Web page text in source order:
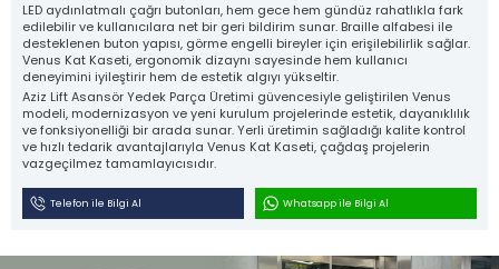
KATALOG
İLETİŞİM
Döküm Ray Tırnakları
Sac Tırnaklar
Denge Zinciri ve Aparatları
Plastik Grubu
Asansör Yedek Parçaları
Tüm Ürünler
LED aydınlatmalı çağrı butonları, hem gece hem gündüz rahatlıkla fark
edilebilir ve kullanıcılara net bir geri bildirim sunar. Braille alfabesi ile
desteklenen buton yapısı, görme engelli bireyler için erişilebilirlik sağlar.
Venus Kat Kaseti, ergonomik dizaynı sayesinde hem kullanıcı
deneyimini iyileştirir hem de estetik algıyı yükseltir.
Aziz Lift Asansör Yedek Parça Üretimi güvencesiyle geliştirilen Venus
modeli, modernizasyon ve yeni kurulum projelerinde estetik, dayanıklılık
ve fonksiyonelliği bir arada sunar. Yerli üretimin sağladığı kalite kontrol
ve hızlı tedarik avantajlarıyla Venus Kat Kaseti, çağdaş projelerin
vazgeçilmez tamamlayıcısıdır.
Telefon ile Bilgi Al Whatsapp ile Bilgi Al